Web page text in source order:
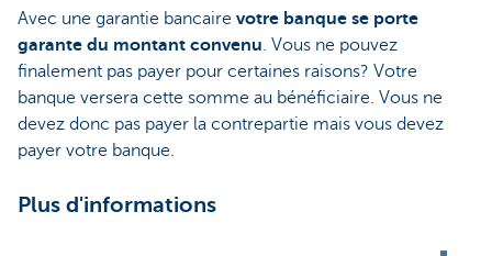
Avec une garantie bancaire votre banque se porte
garante du montant convenu. Vous ne pouvez
finalement pas payer pour certaines raisons? Votre
banque versera cette somme au bénéficiaire. Vous ne
devez donc pas payer la contrepartie mais vous devez
payer votre banque.
Plus d'informations